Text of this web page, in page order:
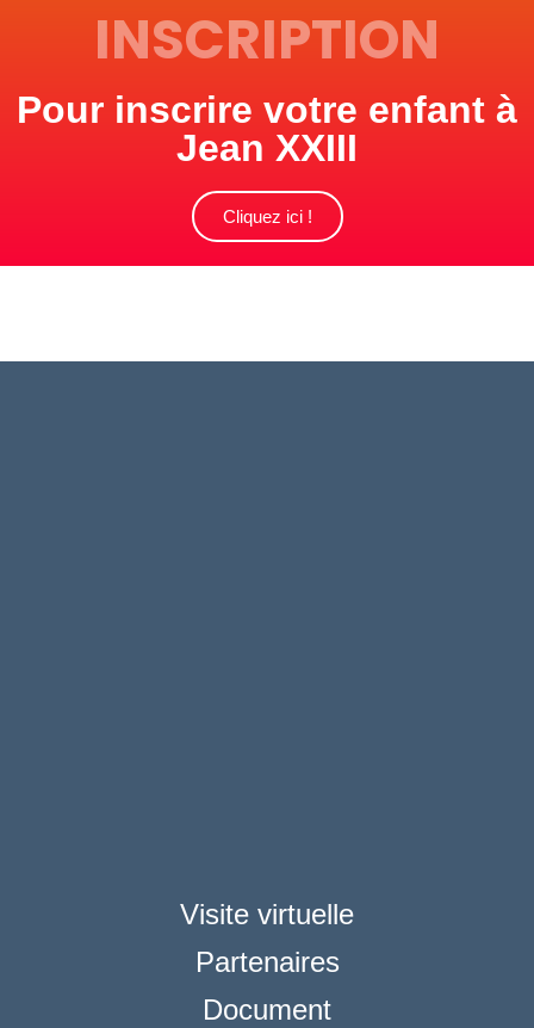
INSCRIPTION
Pour inscrire votre enfant à
Jean XXIII
Cliquez ici !
Visite virtuelle
Partenaires
Document